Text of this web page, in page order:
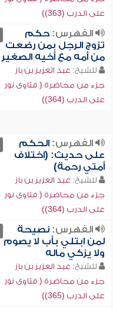
على الدرب (363))
الفهرس:حكم
تزوج الرجل بمن رضعت
من أمه مع أخيه الصغير
للشيخ: عبد العزيز بن باز
جزء من محاضرة ( فتاوى نور
على الدرب (364))
الفهرس:الحكم
على حديث: (اختلاف
أمتي رحمة)
للشيخ: عبد العزيز بن باز
جزء من محاضرة ( فتاوى نور
على الدرب (364))
الفهرس:نصيحة
لمن ابتلي بأب لا يصوم
ولا يزكي ماله
للشيخ: عبد العزيز بن باز
جزء من محاضرة ( فتاوى نور
على الدرب (365))